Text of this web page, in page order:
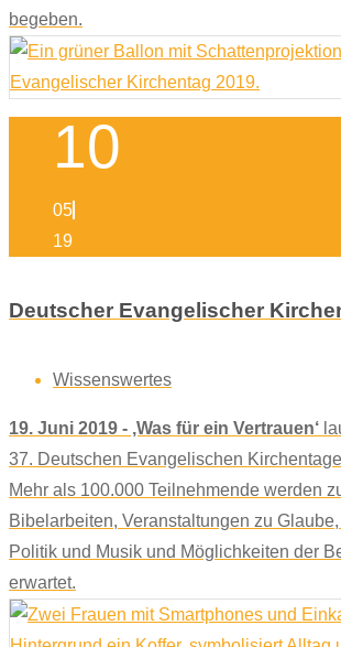
begeben.
10
05
19
Deutscher Evangelischer
Wissenswertes
19. Juni 2019 - ‚Was für ein Vertrauen‘
37. Deutschen Evangelischen
Mehr als 100.000 Teilnehmende werden
Bibelarbeiten, Veranstaltungen zu
Politik und Musik und Möglichkeiten der
erwartet.